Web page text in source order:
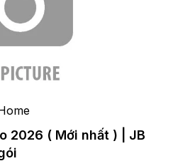
( Mới nhất ) | JB